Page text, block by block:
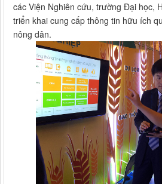
các Viện Nghiên cứu, trường Đại học,
triển khai cung cấp thông tin hữu ích
nông dân.